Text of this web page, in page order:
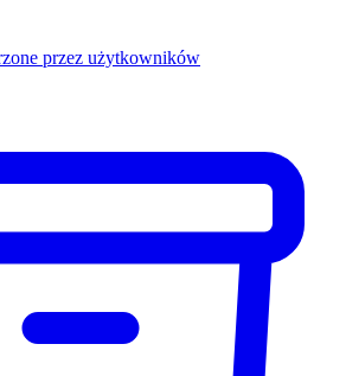
przez użytkowników